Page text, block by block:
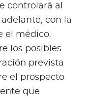
controlará al
con la
el médico.
los posibles
prevista
el prospecto
que